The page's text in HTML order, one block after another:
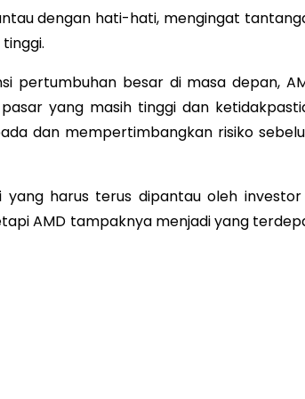
dengan hati-hati, mengingat
pertumbuhan besar di masa depan,
yang masih tinggi dan
dan mempertimbangkan risiko
yang harus terus dipantau oleh
AMD tampaknya menjadi yang